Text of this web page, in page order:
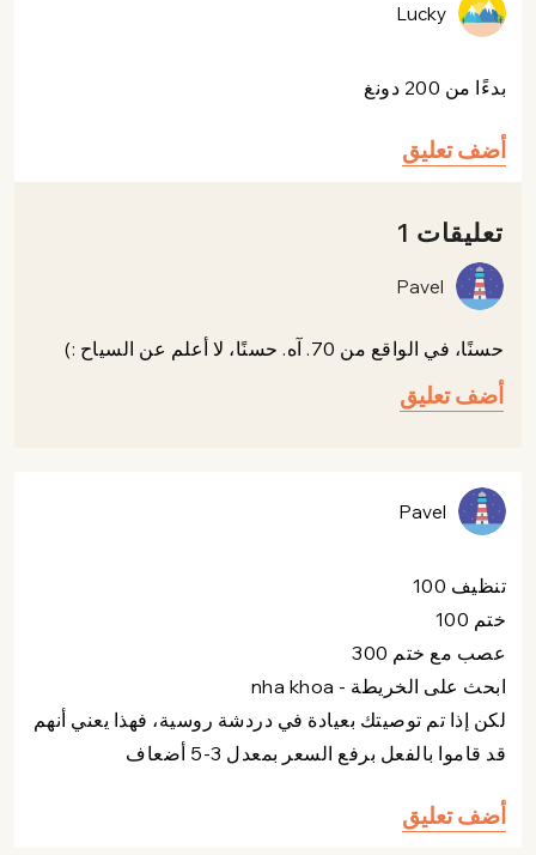
Lucky
بدءًا من 200 دونغ
أضف تعليق
تعليقات 1
Pavel
حسنًا، في الواقع من 70. آه. حسنًا، لا أعلم عن السياح :)
أضف تعليق
Pavel
تنظيف 100
ختم 100
عصب مع ختم 300
ابحث على الخريطة - nha khoa
لكن إذا تم توصيتك بعيادة في دردشة روسية، فهذا يعني أنهم
قد قاموا بالفعل برفع السعر بمعدل 3-5 أضعاف
أضف تعليق